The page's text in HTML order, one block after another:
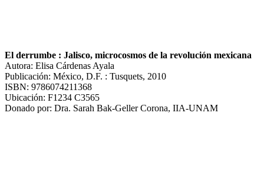
El derrumbe : Jalisco, microcosmos de la revolución mexicana
Autora: Elisa Cárdenas Ayala
Publicación: México, D.F. : Tusquets, 2010
ISBN: 9786074211368
Ubicación: F1234 C3565
Donado por: Dra. Sarah Bak-Geller Corona, IIA-UNAM